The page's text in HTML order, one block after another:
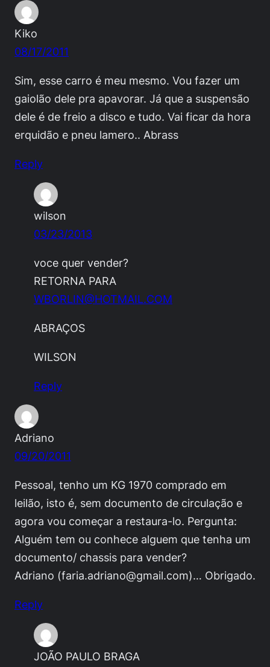
Kiko
08/17/2011
Sim, esse carro é meu mesmo. Vou fazer um
gaiolão dele pra apavorar. Já que a suspensão
dele é de freio a disco e tudo. Vai ficar da hora
erquidão e pneu lamero.. Abrass
Reply
wilson
03/23/2013
voce quer vender?
RETORNA PARA
WBORLIN@HOTMAIL.COM
ABRAÇOS
WILSON
Reply
Adriano
09/20/2011
Pessoal, tenho um KG 1970 comprado em
leilão, isto é, sem documento de circulação e
agora vou começar a restaura-lo. Pergunta:
Alguém tem ou conhece alguem que tenha um
documento/ chassis para vender?
Adriano (faria.adriano@gmail.com)… Obrigado.
Reply
JOÃO PAULO BRAGA